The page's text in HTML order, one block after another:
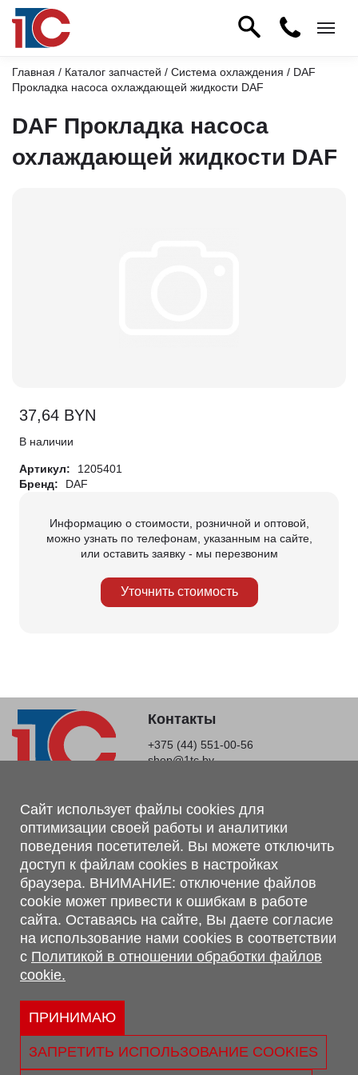
Главная / Каталог запчастей / Система охлаждения / DAF
Прокладка насоса охлаждающей жидкости DAF
DAF Прокладка насоса
охлаждающей жидкости DAF
37,64 BYN
В наличии
Артикул:
1205401
Бренд:
DAF
Информацию о стоимости, розничной и оптовой,
можно узнать по телефонам, указанным на сайте,
или оставить заявку - мы перезвоним
Уточнить стоимость
Контакты
+375 (44) 551-00-56
shop@1tc.by
Магазин, склад
г. Минск, Минский р-н, п. Привольный, ул. Мира, 20А,
223062
г. Брест, ул. Лейтенанта Рябцева, 108 В, 224701
Обращаем Ваше внимание, что вся предоставленная на сайте
информация, касающаяся комплектаций, технических
характеристик, цветовых сочетаний, а также стоимости и
сервисного обслуживания носит информационный характер и
не является публичной офертой, определяемой п.2 ст.407
Гражданского кодекса Республики Беларусь.
Политика обработки персональных данных
Политикой в отношении обработки файлов cookie.
Сайт использует файлы cookies для
оптимизации своей работы и аналитики
поведения посетителей. Вы можете отключить
доступ к файлам cookies в настройках
браузера. ВНИМАНИЕ: отключение файлов
cookie может привести к ошибкам в работе
сайта. Оставаясь на сайте, Вы даете согласие
на использование нами cookies в соответствии
с Политикой в отношении обработки файлов
cookie.
ПРИНИМАЮ
ЗАПРЕТИТЬ ИСПОЛЬЗОВАНИЕ COOKIES